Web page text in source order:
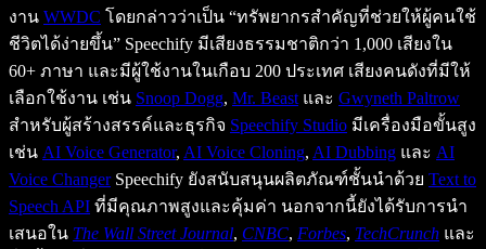
งาน WWDC โดยกล่าวว่าเป็น “ทรัพยากรสำคัญที่ช่วยให้ผู้คนใช้
ชีวิตได้ง่ายขึ้น” Speechify มีเสียงธรรมชาติกว่า 1,000 เสียงใน
60+ ภาษา และมีผู้ใช้งานในเกือบ 200 ประเทศ เสียงคนดังที่มีให้
เลือกใช้งาน เช่น Snoop Dogg, Mr. Beast และ Gwyneth Paltrow
สำหรับผู้สร้างสรรค์และธุรกิจ Speechify Studio มีเครื่องมือขั้นสูง
เช่น AI Voice Generator, AI Voice Cloning, AI Dubbing และ AI
Voice ChangerSpeechify ยังสนับสนุนผลิตภัณฑ์ชั้นนำด้วย Text to
Speech API ที่มีคุณภาพสูงและคุ้มค่า นอกจากนี้ยังได้รับการนำ
เสนอใน The Wall Street Journal, CNBC, Forbes, TechCrunch และ